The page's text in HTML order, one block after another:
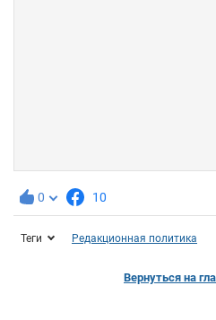
0 10
Теги Редакционная политика
Вернуться на